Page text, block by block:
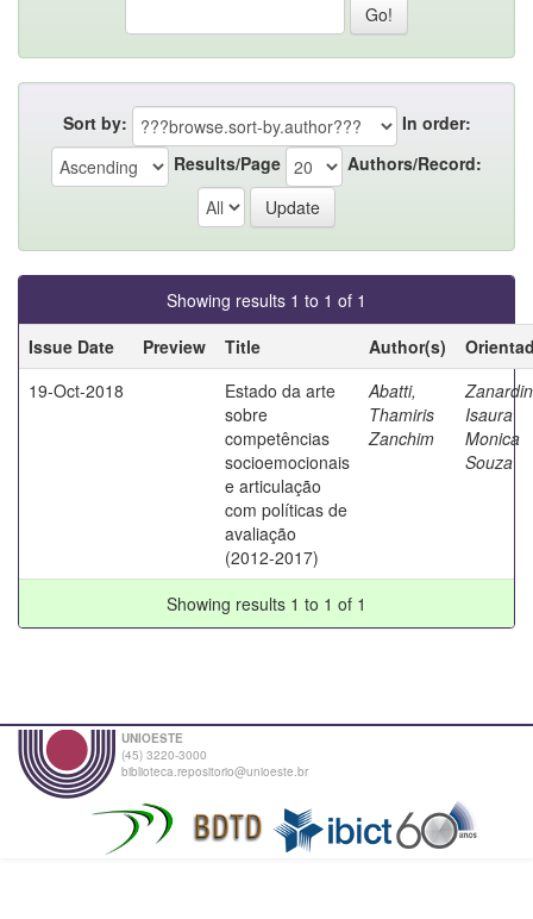
Sort by:
In order:
Results/Page
Authors/Record:
Showing results 1 to 1 of 1
Issue Date
Preview Title Author(s)
19-Oct-2018
Estado da arte
sobre
competências
socioemocionais
e articulação
com políticas de
avaliação
(2012-2017)
Abatti,
Thamiris
Zanchim
Isaura
Monica
Souza
Showing results 1 to 1 of 1
UNIOESTE
(45) 3220-3000
biblioteca.repositorio@unioeste.br